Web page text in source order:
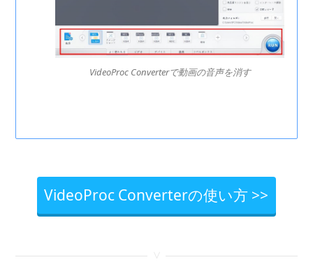
VideoProc Converterで動画の音声を消す
VideoProc Converterの使い方 >>